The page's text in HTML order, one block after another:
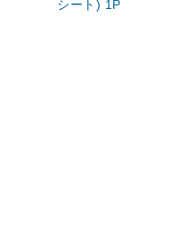
シート) 1P